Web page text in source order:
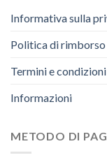
Informativa sulla
Politica di rimborso
Termini e condizioni
Informazioni
METODO DI